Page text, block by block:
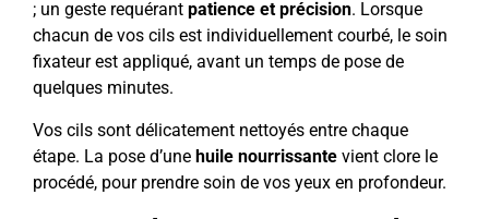
; un geste requérant patience et précision. Lorsque
chacun de vos cils est individuellement courbé, le soin
fixateur est appliqué, avant un temps de pose de
quelques minutes.
Vos cils sont délicatement nettoyés entre chaque
étape. La pose d’une huile nourrissante vient clore le
procédé, pour prendre soin de vos yeux en profondeur.